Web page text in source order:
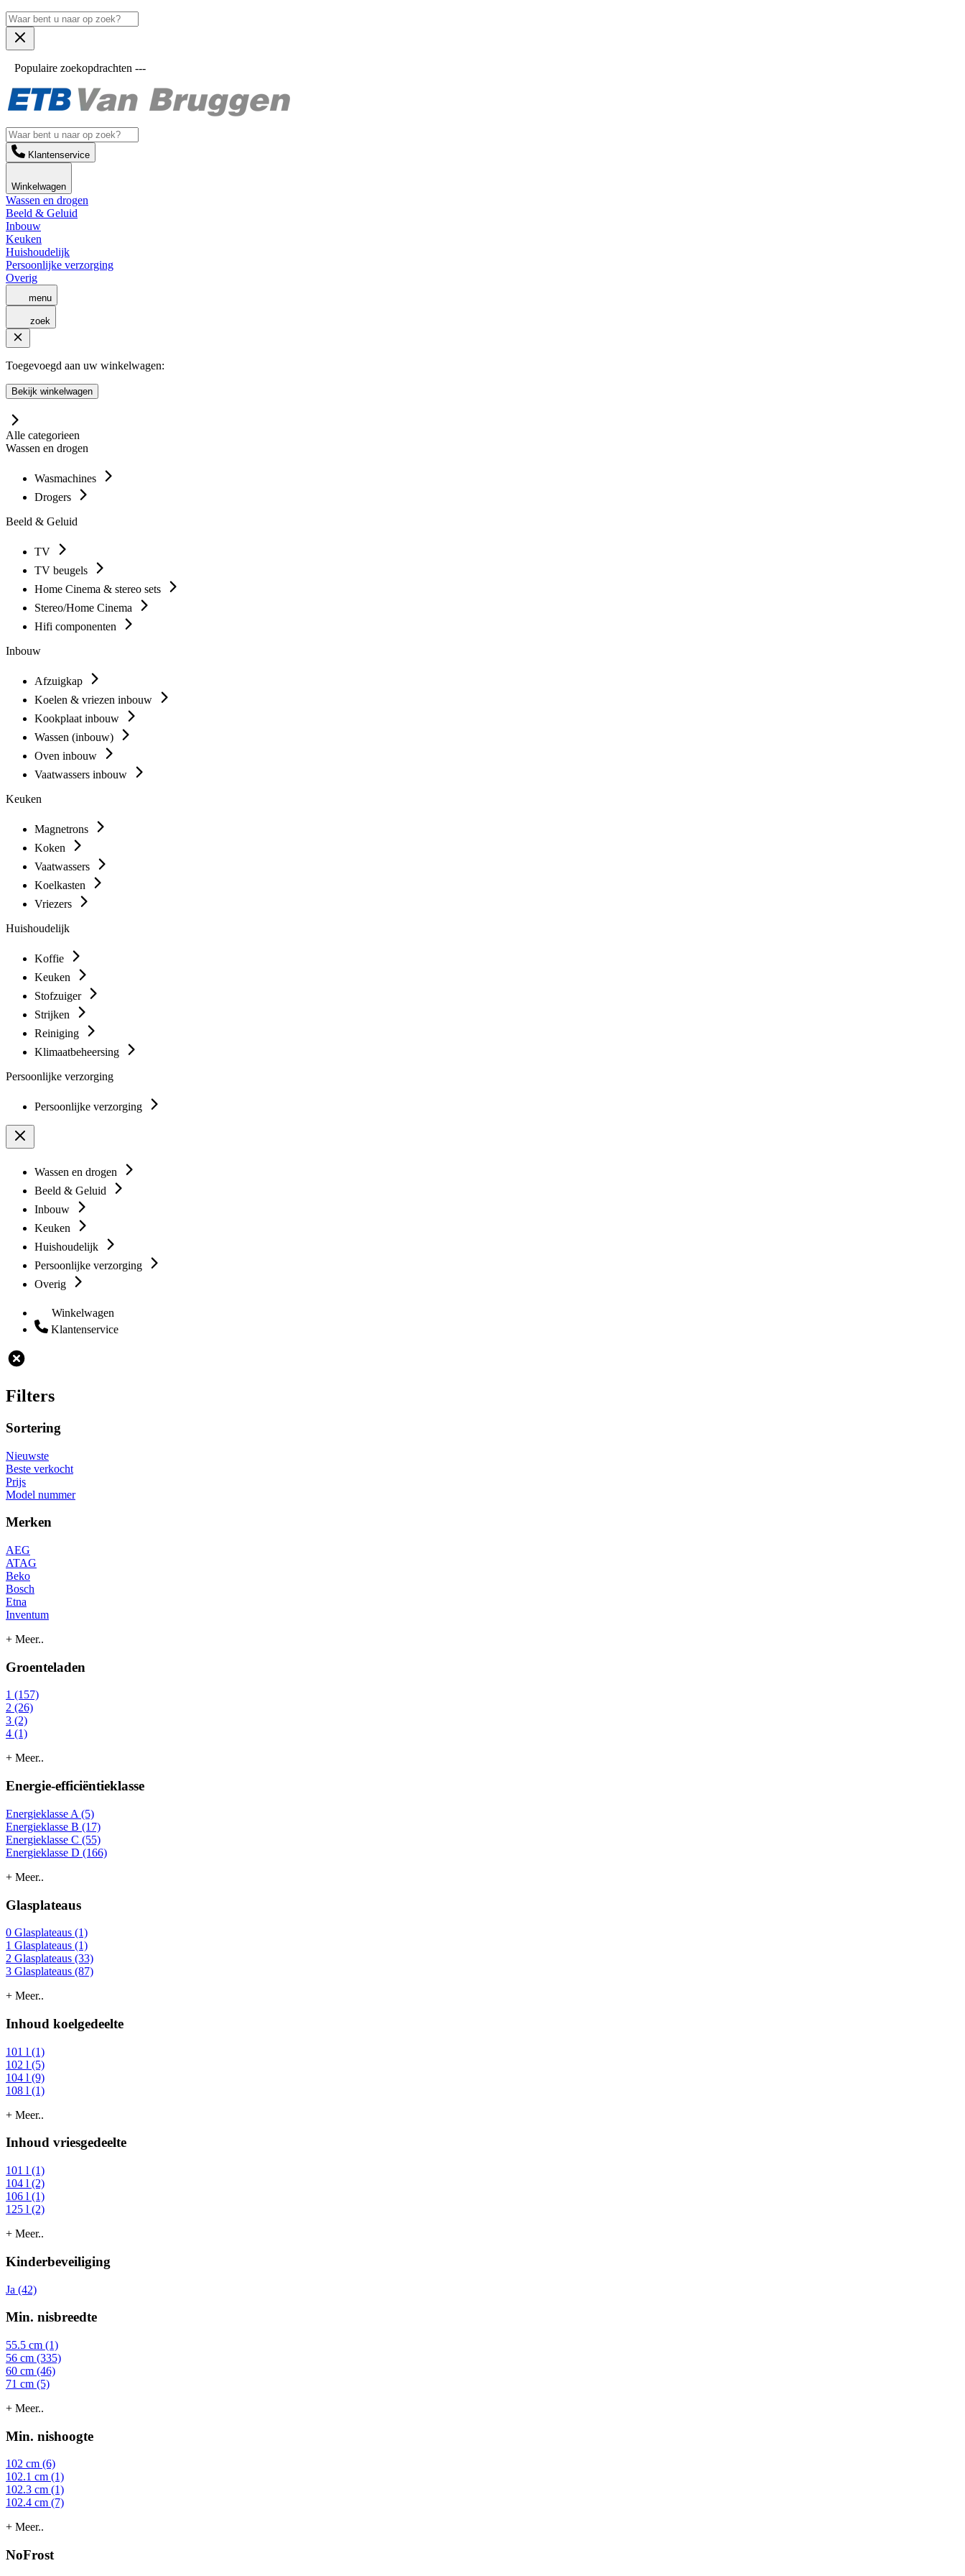
Populaire zoekopdrachten ---
Klantenservice
Winkelwagen
Wassen en drogen
Beeld & Geluid
Inbouw
Keuken
Huishoudelijk
Persoonlijke verzorging
Overig
menu
zoek
Toegevoegd aan uw winkelwagen:
Bekijk winkelwagen
Alle categorieen
Wassen en drogen
Wasmachines
Drogers
Beeld & Geluid
TV
TV beugels
Home Cinema & stereo sets
Stereo/Home Cinema
Hifi componenten
Inbouw
Afzuigkap
Koelen & vriezen inbouw
Kookplaat inbouw
Wassen (inbouw)
Oven inbouw
Vaatwassers inbouw
Keuken
Magnetrons
Koken
Vaatwassers
Koelkasten
Vriezers
Huishoudelijk
Koffie
Keuken
Stofzuiger
Strijken
Reiniging
Klimaatbeheersing
Persoonlijke verzorging
Persoonlijke verzorging
Wassen en drogen
Beeld & Geluid
Inbouw
Keuken
Huishoudelijk
Persoonlijke verzorging
Overig
Winkelwagen
Klantenservice
Filters
Sortering
Nieuwste
Beste verkocht
Prijs
Model nummer
Merken
AEG
ATAG
Beko
Bosch
Etna
Inventum
+ Meer..
Groenteladen
1 (157)
2 (26)
3 (2)
4 (1)
+ Meer..
Energie-efficiëntieklasse
Energieklasse A (5)
Energieklasse B (17)
Energieklasse C (55)
Energieklasse D (166)
+ Meer..
Glasplateaus
0 Glasplateaus (1)
1 Glasplateaus (1)
2 Glasplateaus (33)
3 Glasplateaus (87)
+ Meer..
Inhoud koelgedeelte
101 l (1)
102 l (5)
104 l (9)
108 l (1)
+ Meer..
Inhoud vriesgedeelte
101 l (1)
104 l (2)
106 l (1)
125 l (2)
+ Meer..
Kinderbeveiliging
Ja (42)
Min. nisbreedte
55.5 cm (1)
56 cm (335)
60 cm (46)
71 cm (5)
+ Meer..
Min. nishoogte
102 cm (6)
102.1 cm (1)
102.3 cm (1)
102.4 cm (7)
+ Meer..
NoFrost